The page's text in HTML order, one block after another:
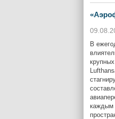
В
каждым